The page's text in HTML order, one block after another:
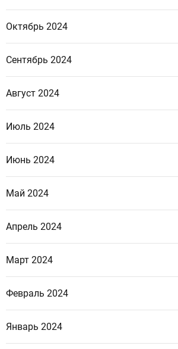
Октябрь 2024
Сентябрь 2024
Август 2024
Июль 2024
Июнь 2024
Май 2024
Апрель 2024
Март 2024
Февраль 2024
Январь 2024